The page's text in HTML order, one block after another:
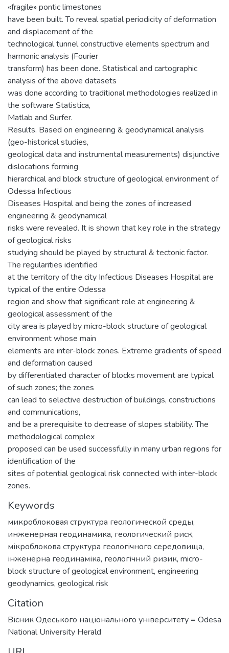
«fragile» pontic limestones
have been built. To reveal spatial periodicity of deformation
and displacement of the
technological tunnel constructive elements spectrum and
harmonic analysis (Fourier
transform) has been done. Statistical and cartographic
analysis of the above datasets
was done according to traditional methodologies realized in
the software Statistica,
Matlab and Surfer.
Results. Based on engineering & geodynamical analysis
(geo-historical studies,
geological data and instrumental measurements) disjunctive
dislocations forming
hierarchical and block structure of geological environment of
Odessa Infectious
Diseases Hospital and being the zones of increased
engineering & geodynamical
risks were revealed. It is shown that key role in the strategy
of geological risks
studying should be played by structural & tectonic factor.
The regularities identified
at the territory of the city Infectious Diseases Hospital are
typical of the entire Odessa
region and show that significant role at engineering &
geological assessment of the
city area is played by micro-block structure of geological
environment whose main
elements are inter-block zones. Extreme gradients of speed
and deformation caused
by differentiated character of blocks movement are typical
of such zones; the zones
can lead to selective destruction of buildings, constructions
and communications,
and be a prerequisite to decrease of slopes stability. The
methodological complex
proposed can be used successfully in many urban regions for
identification of the
sites of potential geological risk connected with inter-block
zones.
Keywords
микроблоковая структура геологической среды,
инженерная геодинамика, геологический риск,
мікроблокова структура геологічного середовища,
інженерна геодинаміка, геологічний ризик, micro-
block structure of geological environment, engineering
geodynamics, geological risk
Citation
Вісник Одеського національного університету = Odesa
National University Herald